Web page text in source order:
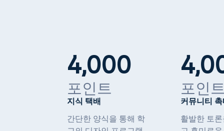
4,000
포인트
지식 택배
간단한 양식을 통해 학
포인
커뮤니티
활발한 토